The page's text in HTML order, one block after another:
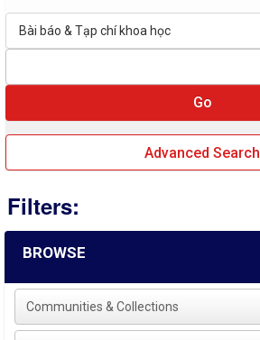
Advanced Search
Filters:
BROWSE
Communities & Collections